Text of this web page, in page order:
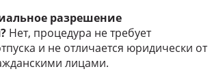
разрешение
Нет, процедура не требует
и не отличается юридически от
лицами.